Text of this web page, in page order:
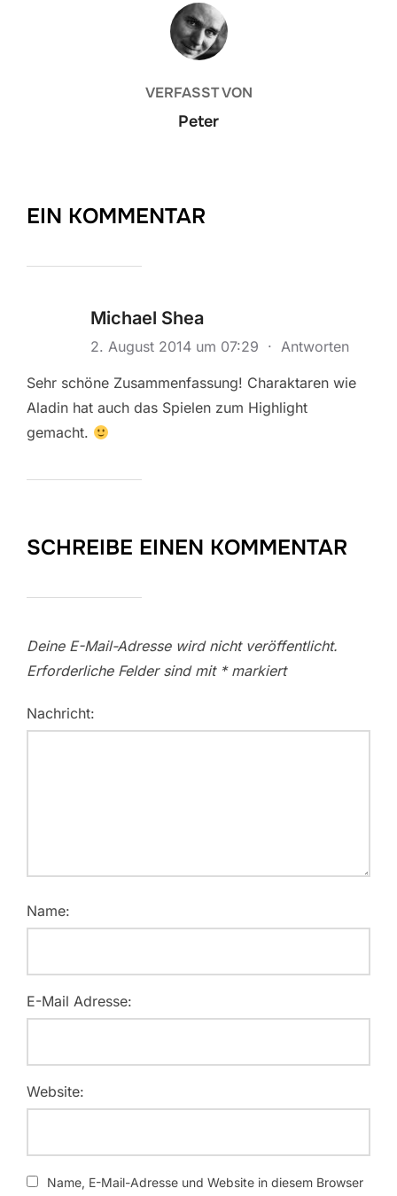
BEITRAGSAUTOR
VERFASST VON
Peter
EIN KOMMENTAR
Michael Shea
2. August 2014 um 07:29 · Antworten
Sehr schöne Zusammenfassung! Charaktaren wie
Aladin hat auch das Spielen zum Highlight
gemacht.
SCHREIBE EINEN KOMMENTAR
Deine E-Mail-Adresse wird nicht veröffentlicht.
Erforderliche Felder sind mit *markiert
Nachricht:
Name:
E-Mail Adresse:
Website:
Name, E-Mail-Adresse und Website in diesem Browser